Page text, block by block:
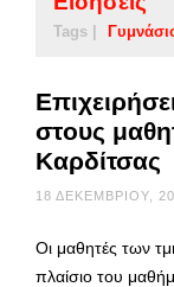
Tags |
στoυς
Καρδίτσας
18 ΔΕΚΕΜΒΡΊΟΥ,
Οι μαθητές των
πλαίσιο του